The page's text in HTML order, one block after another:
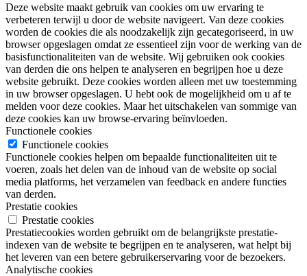
Deze website maakt gebruik van cookies om uw ervaring te
verbeteren terwijl u door de website navigeert. Van deze cookies
worden de cookies die als noodzakelijk zijn gecategoriseerd, in uw
browser opgeslagen omdat ze essentieel zijn voor de werking van de
basisfunctionaliteiten van de website. Wij gebruiken ook cookies
van derden die ons helpen te analyseren en begrijpen hoe u deze
website gebruikt. Deze cookies worden alleen met uw toestemming
in uw browser opgeslagen. U hebt ook de mogelijkheid om u af te
melden voor deze cookies. Maar het uitschakelen van sommige van
deze cookies kan uw browse-ervaring beïnvloeden.
Functionele cookies
Functionele cookies
Functionele cookies helpen om bepaalde functionaliteiten uit te
voeren, zoals het delen van de inhoud van de website op social
media platforms, het verzamelen van feedback en andere functies
van derden.
Prestatie cookies
Prestatie cookies
Prestatiecookies worden gebruikt om de belangrijkste prestatie-
indexen van de website te begrijpen en te analyseren, wat helpt bij
het leveren van een betere gebruikerservaring voor de bezoekers.
Analytische cookies